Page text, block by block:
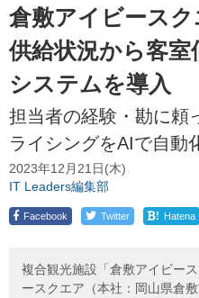
倉敷アイビース
供給状況から客
システムを導入
担当者の経験・勘に頼
ライシングをAIで自動
2023年12月21日(木)
IT Leaders編集部
Facebook Twitter ! Hatena
複合観光施設「倉敷アイビー
ースクエア（本社：岡山県倉